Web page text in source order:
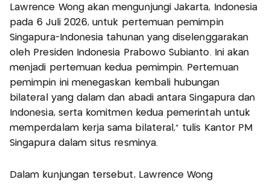
Lawrence Wong akan mengunjungi Jakarta, Indonesia
pada 6 Juli 2026, untuk pertemuan pemimpin
Singapura-Indonesia tahunan yang diselenggarakan
oleh Presiden Indonesia Prabowo Subianto. Ini akan
menjadi pertemuan kedua pemimpin. Pertemuan
pemimpin ini menegaskan kembali hubungan
bilateral yang dalam dan abadi antara Singapura dan
Indonesia, serta komitmen kedua pemerintah untuk
memperdalam kerja sama bilateral," tulis Kantor PM
Singapura dalam situs resminya.
Dalam kunjungan tersebut, Lawrence Wong